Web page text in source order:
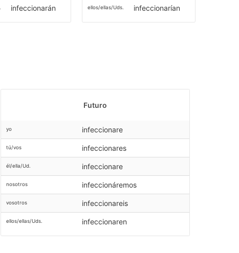
infeccionarán ellos/ellas/Uds. infeccionarían
Futuro
yo infeccionare
tú/vos infeccionares
él/ella/Ud. infeccionare
nosotros infeccionáremos
vosotros infeccionareis
ellos/ellas/Uds. infeccionaren